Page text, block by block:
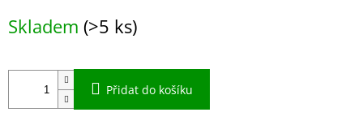
cena:
Skladem (>5 ks)
Přidat do košíku